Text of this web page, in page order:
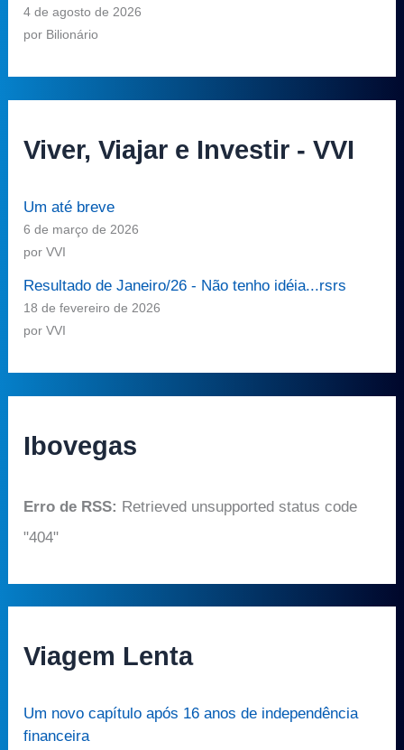
4 de agosto de 2026
por Bilionário
Viver, Viajar e Investir - VVI
Um até breve
6 de março de 2026
por VVI
Resultado de Janeiro/26 - Não tenho idéia...rsrs
18 de fevereiro de 2026
por VVI
Ibovegas
Erro de RSS: Retrieved unsupported status code
"404"
Viagem Lenta
Um novo capítulo após 16 anos de independência
financeira